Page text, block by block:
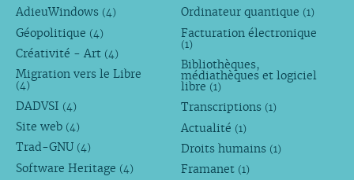
AdieuWindows (4)
Géopolitique (4)
Créativité - Art (4)
Migration vers le Libre
(4)
DADVSI (4)
Site web (4)
Trad-GNU (4)
Software Heritage (4)
Ordinateur quantique (1)
Facturation électronique
(1)
Bibliothèques,
médiathèques et logiciel
libre (1)
Transcriptions (1)
Actualité (1)
Droits humains (1)
Framanet (1)